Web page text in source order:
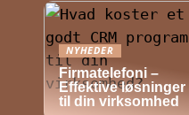
NYHEDER
Firmatelefoni –
Effektive løsninger
til din virksomhed